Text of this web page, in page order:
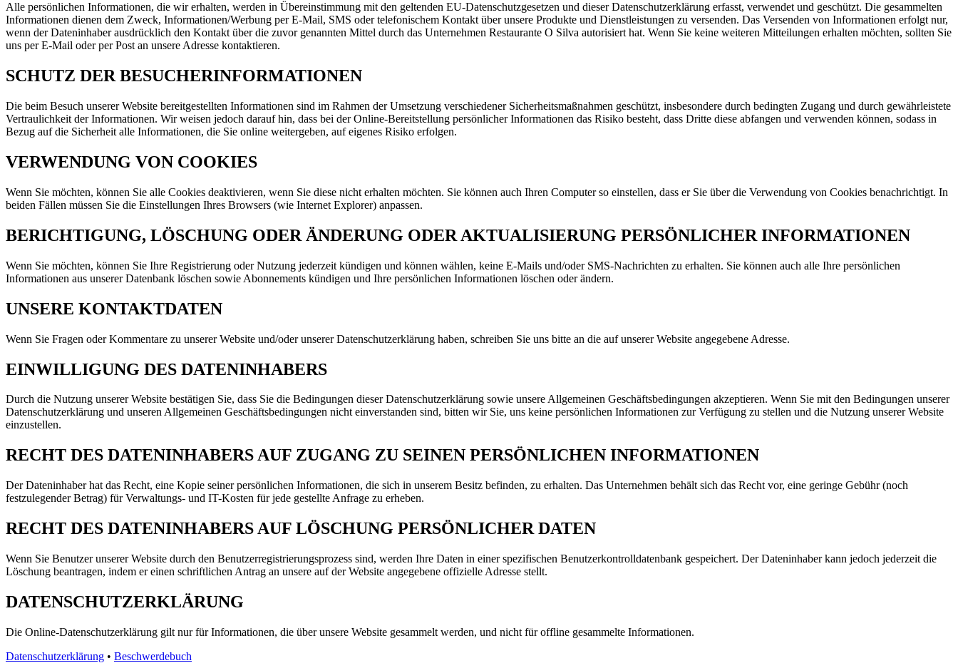
Alle persönlichen Informationen, die wir erhalten, werden in Übereinstimmung mit den geltenden EU-Datenschutzgesetzen und dieser Datenschutzerklärung erfasst, verwendet und geschützt. Die gesammelten
Informationen dienen dem Zweck, Informationen/Werbung per E-Mail, SMS oder telefonischem Kontakt über unsere Produkte und Dienstleistungen zu versenden. Das Versenden von Informationen erfolgt nur,
wenn der Dateninhaber ausdrücklich den Kontakt über die zuvor genannten Mittel durch das Unternehmen Restaurante O Silva autorisiert hat. Wenn Sie keine weiteren Mitteilungen erhalten möchten, sollten Sie
uns per E-Mail oder per Post an unsere Adresse kontaktieren.
SCHUTZ DER BESUCHERINFORMATIONEN
Die beim Besuch unserer Website bereitgestellten Informationen sind im Rahmen der Umsetzung verschiedener Sicherheitsmaßnahmen geschützt, insbesondere durch bedingten Zugang und durch gewährleistete
Vertraulichkeit der Informationen. Wir weisen jedoch darauf hin, dass bei der Online-Bereitstellung persönlicher Informationen das Risiko besteht, dass Dritte diese abfangen und verwenden können, sodass in
Bezug auf die Sicherheit alle Informationen, die Sie online weitergeben, auf eigenes Risiko erfolgen.
VERWENDUNG VON COOKIES
Wenn Sie möchten, können Sie alle Cookies deaktivieren, wenn Sie diese nicht erhalten möchten. Sie können auch Ihren Computer so einstellen, dass er Sie über die Verwendung von Cookies benachrichtigt. In
beiden Fällen müssen Sie die Einstellungen Ihres Browsers (wie Internet Explorer) anpassen.
BERICHTIGUNG, LÖSCHUNG ODER ÄNDERUNG ODER AKTUALISIERUNG PERSÖNLICHER INFORMATIONEN
Wenn Sie möchten, können Sie Ihre Registrierung oder Nutzung jederzeit kündigen und können wählen, keine E-Mails und/oder SMS-Nachrichten zu erhalten. Sie können auch alle Ihre persönlichen
Informationen aus unserer Datenbank löschen sowie Abonnements kündigen und Ihre persönlichen Informationen löschen oder ändern.
UNSERE KONTAKTDATEN
Wenn Sie Fragen oder Kommentare zu unserer Website und/oder unserer Datenschutzerklärung haben, schreiben Sie uns bitte an die auf unserer Website angegebene Adresse.
EINWILLIGUNG DES DATENINHABERS
Durch die Nutzung unserer Website bestätigen Sie, dass Sie die Bedingungen dieser Datenschutzerklärung sowie unsere Allgemeinen Geschäftsbedingungen akzeptieren. Wenn Sie mit den Bedingungen unserer
Datenschutzerklärung und unseren Allgemeinen Geschäftsbedingungen nicht einverstanden sind, bitten wir Sie, uns keine persönlichen Informationen zur Verfügung zu stellen und die Nutzung unserer Website
einzustellen.
RECHT DES DATENINHABERS AUF ZUGANG ZU SEINEN PERSÖNLICHEN INFORMATIONEN
Der Dateninhaber hat das Recht, eine Kopie seiner persönlichen Informationen, die sich in unserem Besitz befinden, zu erhalten. Das Unternehmen behält sich das Recht vor, eine geringe Gebühr (noch
festzulegender Betrag) für Verwaltungs- und IT-Kosten für jede gestellte Anfrage zu erheben.
RECHT DES DATENINHABERS AUF LÖSCHUNG PERSÖNLICHER DATEN
Wenn Sie Benutzer unserer Website durch den Benutzerregistrierungsprozess sind, werden Ihre Daten in einer spezifischen Benutzerkontrolldatenbank gespeichert. Der Dateninhaber kann jedoch jederzeit die
Löschung beantragen, indem er einen schriftlichen Antrag an unsere auf der Website angegebene offizielle Adresse stellt.
DATENSCHUTZERKLÄRUNG
Die Online-Datenschutzerklärung gilt nur für Informationen, die über unsere Website gesammelt werden, und nicht für offline gesammelte Informationen.
Datenschutzerklärung • Beschwerdebuch